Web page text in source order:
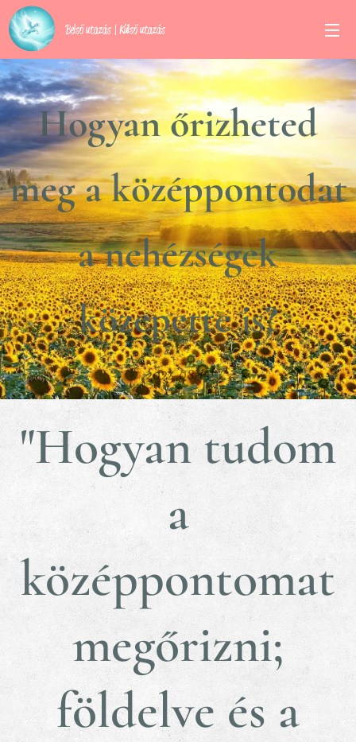
Belső utazás | Külső utazás
Hogyan őrizheted
meg a középpontodat
a nehézségek
közepette is?
2024.08.13
"Hogyan tudom
a
középpontomat
megőrizni;
földelve és a